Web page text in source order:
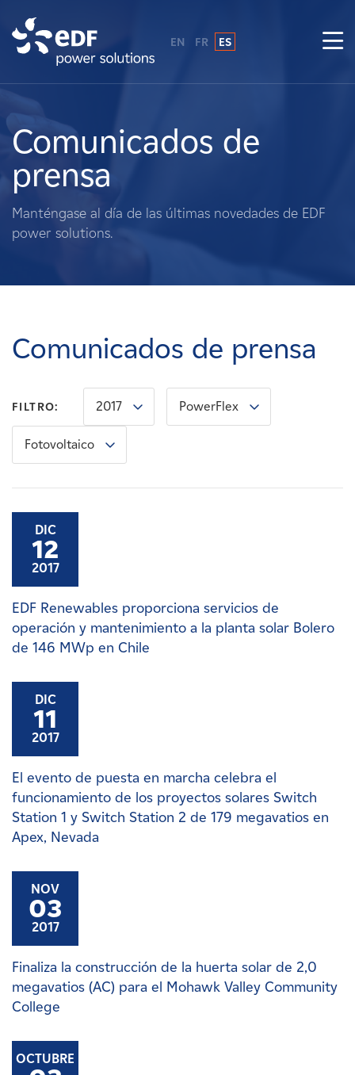
Sobre nosotros
Qué hacemos
Terratenientes
Carreras
Noticias
Contacte con
EN FR ES
Comunicados de
prensa
Manténgase al día de las últimas novedades de EDF
power solutions.
Comunicados de prensa
FILTRO: 2017 PowerFlex
Fotovoltaico
DIC
12
2017
EDF Renewables proporciona servicios de
operación y mantenimiento a la planta solar Bolero
de 146 MWp en Chile
DIC
11
2017
El evento de puesta en marcha celebra el
funcionamiento de los proyectos solares Switch
Station 1 y Switch Station 2 de 179 megavatios en
Apex, Nevada
NOV
03
2017
Finaliza la construcción de la huerta solar de 2,0
megavatios (AC) para el Mohawk Valley Community
College
OCTUBRE